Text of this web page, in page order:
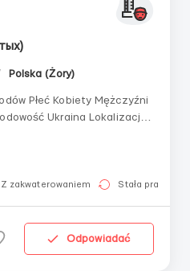
Polska (Żory)
mocowań z
części do s...
Z zakwaterowaniem Stała praca
Odpowiadać